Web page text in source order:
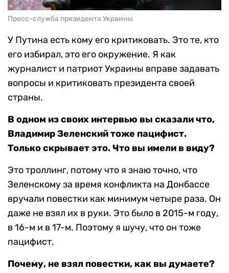
Пресс-служба президента Украины
У Путина есть кому его критиковать. Это те, кто
его избирал, это его окружение. Я как
журналист и патриот Украины вправе задавать
вопросы и критиковать президента своей
страны.
В одном из своих интервью вы сказали что,
Владимир Зеленский тоже пацифист.
Только скрывает это. Что вы имели в виду?
Это троллинг, потому что я знаю точно, что
Зеленскому за время конфликта на Донбассе
вручали повестки как минимум четыре раза. Он
даже не взял их в руки. Это было в 2015-м году,
в 16-м и в 17-м. Поэтому я шучу, что он тоже
пацифист.
Почему, не взял повестки, как вы думаете?